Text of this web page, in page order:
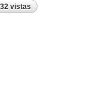
vistas